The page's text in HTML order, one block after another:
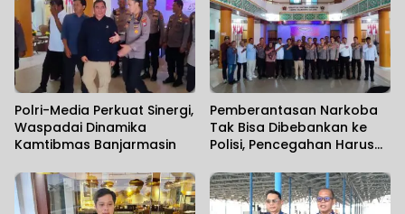
Polri-Media Perkuat Sinergi,
Waspadai Dinamika
Kamtibmas Banjarmasin
Pemberantasan Narkoba
Tak Bisa Dibebankan ke
Polisi, Pencegahan Harus